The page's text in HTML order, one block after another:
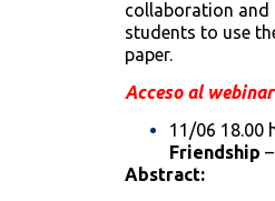
collaboration and
students to use
paper.
Acceso al
11/06 18.00
Friendship
Abstract: